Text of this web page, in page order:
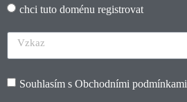
chci tuto doménu registrovat
Souhlasím s Obchodními podmínkami